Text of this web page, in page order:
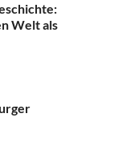
Welt als